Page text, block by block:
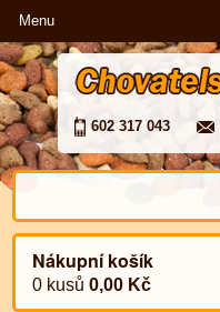
Menu
602 317 043
Nákupní košík
0 kusů0,00 Kč